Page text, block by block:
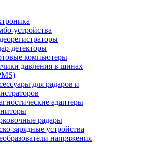
устройства
детекторы
компьютеры
давления в шинах
для радаров и
адаптеры
радары
зарядные устройства
напряжения